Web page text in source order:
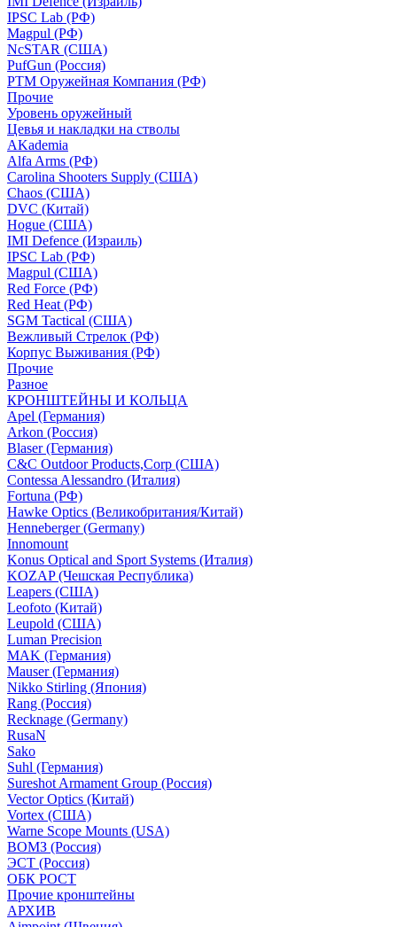
IPSC Lab (РФ)
Magpul (РФ)
NcSTAR (США)
PufGun (Россия)
РТМ Оружейная Компания (РФ)
Прочие
Уровень оружейный
Цевья и накладки на стволы
AKademia
Alfa Arms (РФ)
Carolina Shooters Supply (США)
Chaos (США)
DVC (Китай)
Hogue (США)
IMI Defence (Израиль)
IPSC Lab (РФ)
Magpul (США)
Red Force (РФ)
Red Heat (РФ)
SGM Tactical (США)
Вежливый Стрелок (РФ)
Корпус Выживания (РФ)
Прочие
Разное
КРОНШТЕЙНЫ И КОЛЬЦА
Apel (Германия)
Arkon (Россия)
Blaser (Германия)
C&C Outdoor Products,Corp (США)
Contessa Alessandro (Италия)
Fortuna (РФ)
Hawke Optics (Великобритания/Китай)
Henneberger (Germany)
Innomount
Konus Optical and Sport Systems (Италия)
KOZAP (Чешская Республика)
Leapers (США)
Leofoto (Китай)
Leupold (США)
Luman Precision
MAK (Германия)
Mauser (Германия)
Nikko Stirling (Япония)
Rang (Россия)
Recknage (Germany)
RusaN
Sako
Suhl (Германия)
Sureshot Armament Group (Россия)
Vector Optics (Китай)
Vortex (США)
Warne Scope Mounts (USA)
ВОМЗ (Россия)
ЭСТ (Россия)
ОБК РОСТ
Прочие кронштейны
АРХИВ